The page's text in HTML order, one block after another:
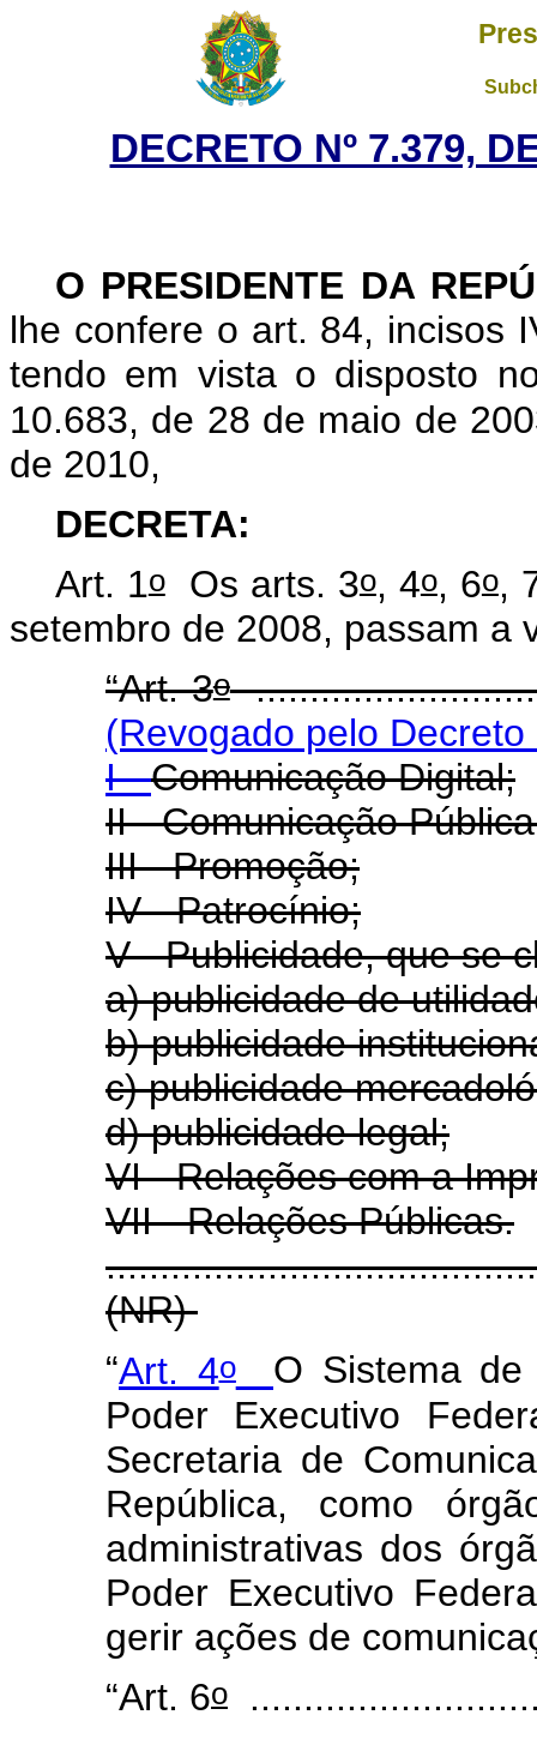
DECRETO Nº 7.379,
O PRESIDENTE DA
lhe confere o art. 84, incisos
tendo em vista o disposto
10.683, de 28 de maio de
de 2010,
DECRETA:
Art. 1oOs arts. 3o, 4o, 6o,
setembro de 2008, passam
“Art. 3o
(Revogado pelo
I -Comunicação Digital;
II - Comunicação
III - Promoção;
IV - Patrocínio;
V - Publicidade, que se
a) publicidade de
b) publicidade
c) publicidade
d) publicidade legal;
VI - Relações com a
VII - Relações Públicas.
(NR)
“Art. 4o
O Sistema
Poder Executivo
Secretaria de
República, como
administrativas dos
Poder Executivo
gerir ações de
“Art. 6o